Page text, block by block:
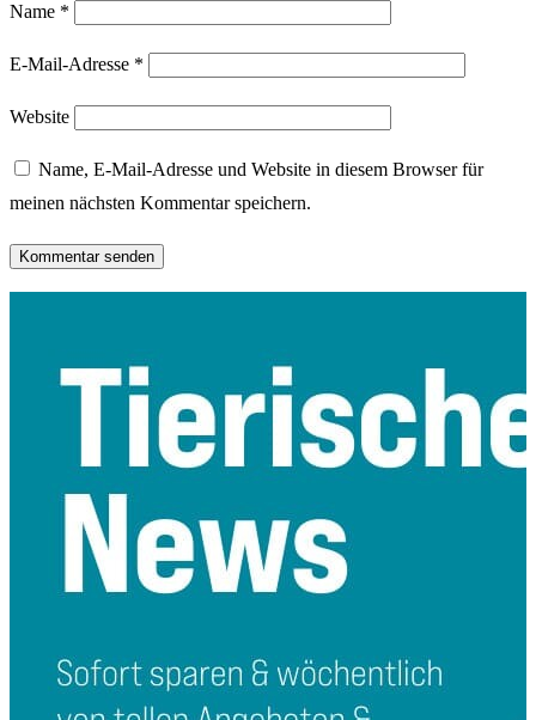
Name *
E-Mail-Adresse *
Website
Name, E-Mail-Adresse und Website in diesem Browser für
meinen nächsten Kommentar speichern.